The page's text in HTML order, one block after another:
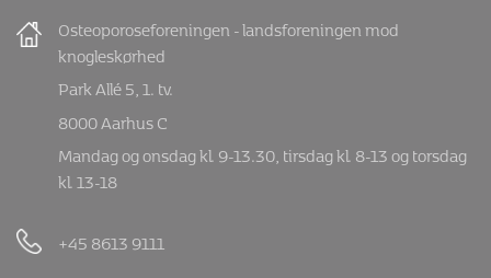
Tilmeld nyhedsbrev for
fagpersoner